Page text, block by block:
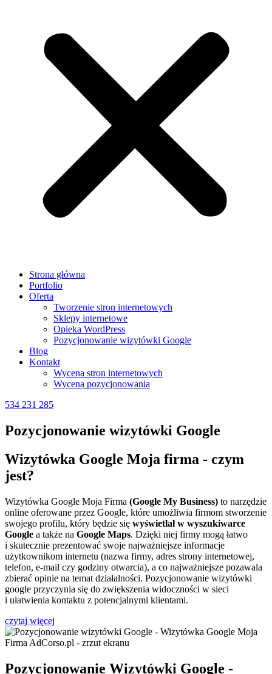
Strona główna
Portfolio
Oferta
Tworzenie stron internetowych
Sklepy internetowe
Opieka WordPress
Pozycjonowanie wizytówki Google
Blog
Kontakt
Wycena stron internetowych
Wycena pozycjonowania
534 231 285
Pozycjonowanie wizytówki Google
Wizytówka Google Moja firma - czym
jest?
Wizytówka Google Moja Firma (Google My Business) to narzędzie
online oferowane przez Google, które umożliwia firmom stworzenie
swojego profilu, który będzie się wyświetlał w wyszukiwarce
Google a także na Google Maps. Dzięki niej firmy mogą łatwo
i skutecznie prezentować swoje najważniejsze informacje
użytkownikom internetu (nazwa firmy, adres strony internetowej,
telefon, e-mail czy godziny otwarcia), a co najważniejsze pozawala
zbierać opinie na temat działalności. Pozycjonowanie wizytówki
google przyczynia się do zwiększenia widoczności w sieci
i ułatwienia kontaktu z potencjalnymi klientami.
czytaj więcej
Pozycjonowanie Wizytówki Google -